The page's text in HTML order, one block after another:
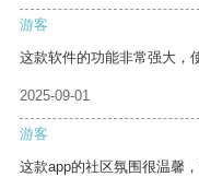
游客
这款软件的功能非常强大，
2025-09-01
游客
这款app的社区氛围很温馨